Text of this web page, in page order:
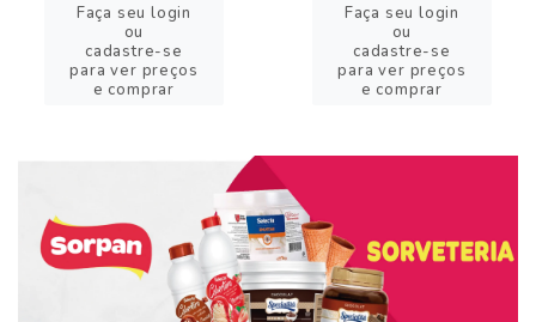
Faça seu login
ou
cadastre-se
para ver preços
e comprar
Faça seu login
ou
cadastre-se
para ver preços
e comprar